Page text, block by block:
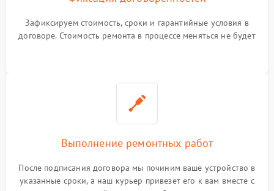
Зафиксируем стоимость, сроки и гарантийные условия в
договоре. Стоимость ремонта в процессе меняться не будет
Выполнение ремонтных работ
После подписания договора мы починим ваше устройство в
указанные сроки, а наш курьер привезет его к вам вместе с